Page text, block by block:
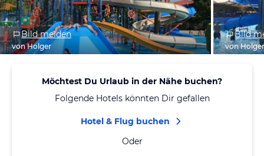
Bild melden
von Holger
Bild
von
Möchtest Du Urlaub in der Nähe buchen?
Folgende Hotels könnten Dir gefallen
Hotel & Flug buchen
Oder